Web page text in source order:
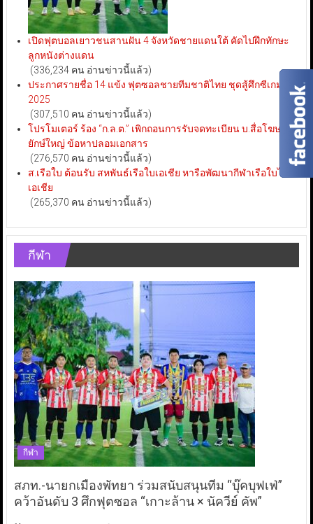
เปิดฟุตบอลเยาวชนสานฝัน 4 จังหวัดชายแดนใต้ คัดไปฝึกทักษะ
ลูกหนังต่างแดน
(336,234 คน อ่านข่าวนี้แล้ว)
ประกาศรายชื่อ 14 แข้ง ฟุตซอลชายทีมชาติไทย ชุดสู้ศึกซีเกมส์
2025
(307,510 คน อ่านข่าวนี้แล้ว)
โปรโมเตอร์ ร้อง “ก.ล.ต.” เพิกถอนการรับจดทะเบียน บ.สื่อโฆษณา
ยักษ์ใหญ่ ข้อหาปลอมเอกสาร
(276,570 คน อ่านข่าวนี้แล้ว)
ส.เรือใบ ต้อนรับ สหพันธ์เรือใบเอเชีย หารือพัฒนากีฬาเรือใบไทย-
เอเชีย
(265,370 คน อ่านข่าวนี้แล้ว)
กีฬา
กีฬา
สภท.-นายกเมืองพัทยา ร่วมสนับสนุนทีม “บุ๊คบุฟเฟ่”
คว้าอันดับ 3 ศึกฟุตซอล “เกาะล้าน × นัควีย์ คัพ”